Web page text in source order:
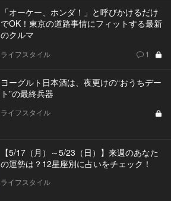
「オーケー、ホンダ！」と呼びかけるだけ
でOK！東京の道路事情にフィットする最新
のクルマ
ライフスタイル 1
ヨーグルト日本酒は、夜更けの“おうちデー
ト”の最終兵器
ライフスタイル
【5/17（月）～5/23（日）】来週のあなた
の運勢は？12星座別に占いをチェック！
ライフスタイル